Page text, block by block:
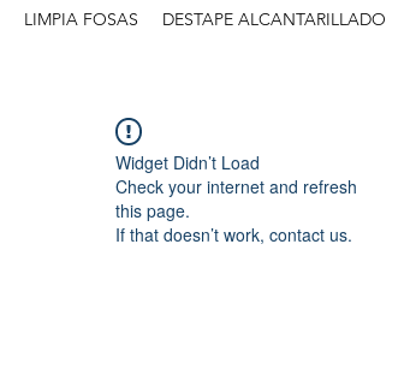
LIMPIA FOSAS DESTAPE ALCANTARILLADO
Widget Didn’t Load
Check your internet and refresh
this page.
If that doesn’t work, contact us.